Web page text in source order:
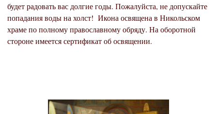
будет радовать вас долгие годы. Пожалуйста, не допускайте
попадания воды на холст! Икона освящена в Никольском
храме по полному православному обряду. На оборотной
стороне имеется сертификат об освящении.